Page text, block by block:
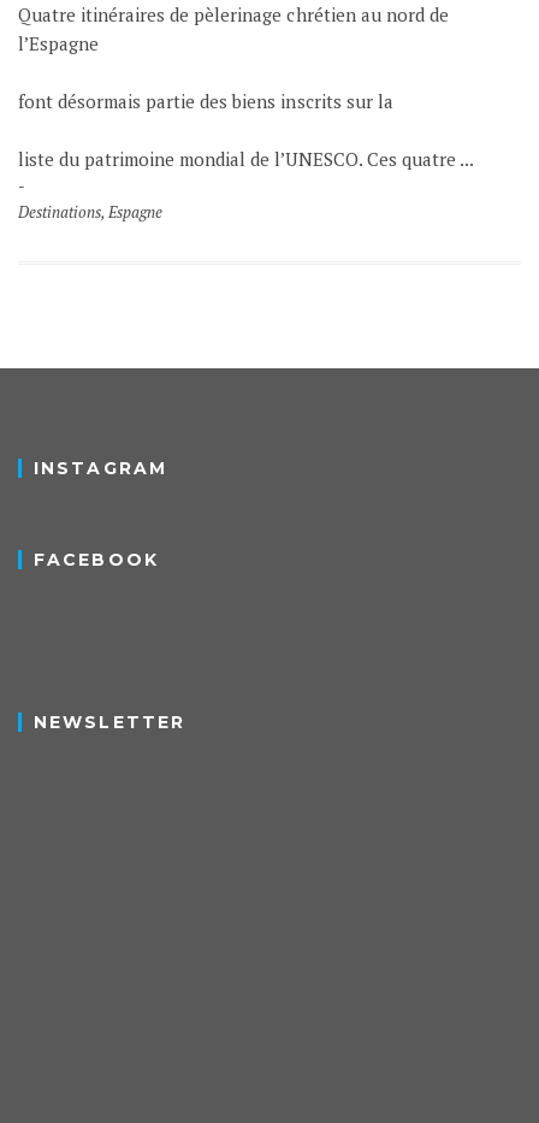
Quatre itinéraires de pèlerinage chrétien au nord de
l’Espagne
font désormais partie des biens inscrits sur la
liste du patrimoine mondial de l’UNESCO. Ces quatre ...
Destinations, Espagne
INSTAGRAM
FACEBOOK
NEWSLETTER